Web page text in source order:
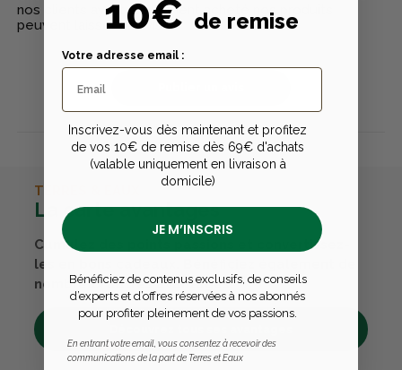
nos clients ayant réellement acheté nos produits
peuvent laisser un avis
TERRES & EAUX
La carte avantages
Cumulez des points passions et convertissez-
les en bons cadeaux. Bénéficiez également de
nombreux autres avantages.
10€ de remise
Votre adresse email :
Inscrivez-vous dès maintenant et profitez
de vos 10€ de remise dès 69€ d'achats
(valable uniquement en livraison à
domicile)
JE M’INSCRIS
Bénéficiez de contenus exclusifs, de conseils
d’experts et d’offres réservées à nos abonnés
pour profiter pleinement de vos passions.
En entrant votre email, vous consentez à recevoir des
communications de la part de Terres et Eaux